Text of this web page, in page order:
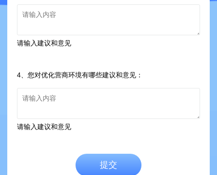
请输入建议和意见
4、您对优化营商环境有哪些建议和意见：
请输入建议和意见
提交